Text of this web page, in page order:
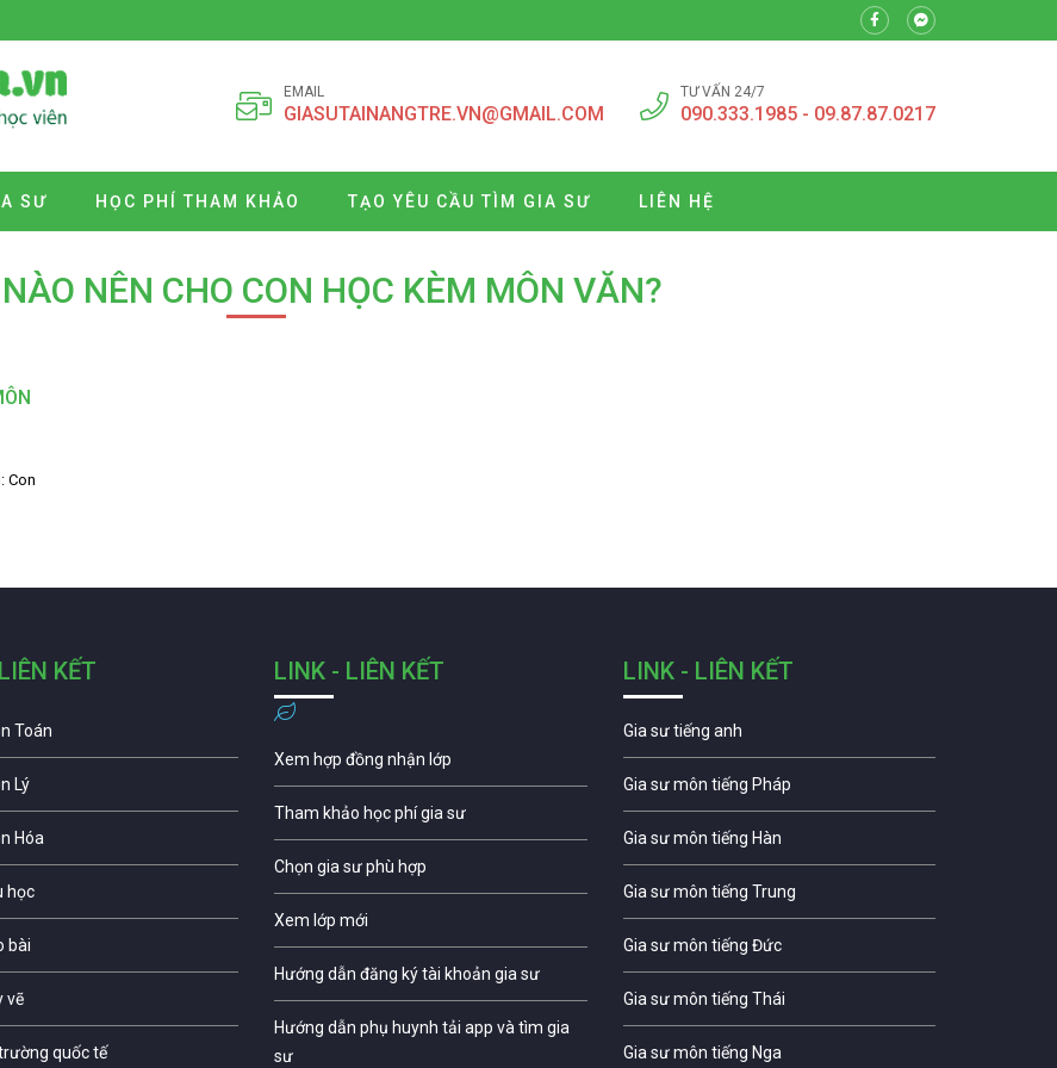
EMAIL
GIASUTAINANGTRE.VN@GMAIL.COM
TƯ VẤN 24/7
090.333.1985 - 09.87.87.0217
SƯ HỌC PHÍ THAM KHẢO TẠO YÊU CẦU TÌM GIA SƯ LIÊN HỆ
NÊN CHO CON HỌC KÈM MÔN VĂN?
Con
KẾT
Toán
Lý
Hóa
học
bài
vẽ
quốc tế
LINK - LIÊN KẾT
Xem hợp đồng nhận lớp
Tham khảo học phí gia sư
Chọn gia sư phù hợp
Xem lớp mới
Hướng dẫn đăng ký tài khoản gia sư
Hướng dẫn phụ huynh tải app và tìm gia
sư
LINK - LIÊN KẾT
Gia sư tiếng anh
Gia sư môn tiếng Pháp
Gia sư môn tiếng Hàn
Gia sư môn tiếng Trung
Gia sư môn tiếng Đức
Gia sư môn tiếng Thái
Gia sư môn tiếng Nga